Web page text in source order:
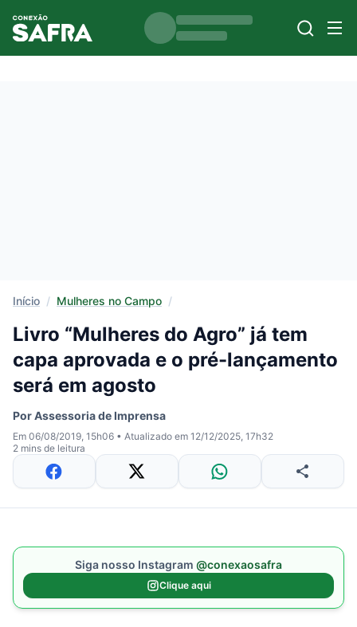
Início / Mulheres no Campo /
Livro “Mulheres do Agro” já tem
capa aprovada e o pré-lançamento
será em agosto
PorAssessoria de Imprensa
Em 06/08/2019, 15h06 • Atualizado em 12/12/2025, 17h32
2 mins de leitura
Siga nosso Instagram @conexaosafra
Clique aqui